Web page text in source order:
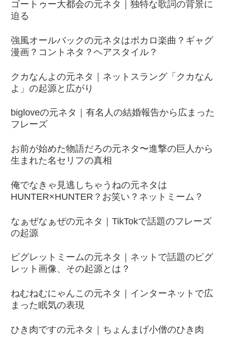
ゴートゥー大都会の元ネタ｜独特な歌詞の背景に
迫る
強風オールバックの元ネタはボカロ楽曲？ギャグ
漫画？コントネタ？ヘアスタイル？
クカなんよの元ネタ｜ネットスラング「クカなん
よ」の起源と広がり
bigloveの元ネタ｜有名人の結婚報告から広まった
フレーズ
お前が始めた物語だろの元ネタ〜進撃の巨人から
生まれた名セリフの真相
俺でなきゃ見逃しちゃうねの元ネタは
HUNTER×HUNTER？お笑い？ネットミーム？
なぁぜなぁぜの元ネタ｜TikTokで話題のフレーズ
の起源
ピグレットミームの元ネタ｜ネットで話題のピグ
レット画像、その起源とは？
ねむねむにゃんこの元ネタ｜インターネットで広
まった眠気の表現
ひき肉ですの元ネタ｜ちょんまげ小僧のひき肉